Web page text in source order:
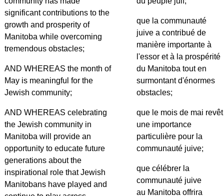
significant contributions to the
growth and prosperity of
Manitoba while overcoming
tremendous obstacles;
AND WHEREAS the month of
May is meaningful for the
Jewish community;
AND WHEREAS celebrating
the Jewish community in
Manitoba will provide an
opportunity to educate future
generations about the
inspirational role that Jewish
Manitobans have played and
que la communauté
juive a contribué de
manière importante à
l'essor et à la prospérité
du Manitoba tout en
surmontant d'énormes
obstacles;
que le mois de mai revêt
une importance
particulière pour la
communauté juive;
que célébrer la
communauté juive
au Manitoba offrira